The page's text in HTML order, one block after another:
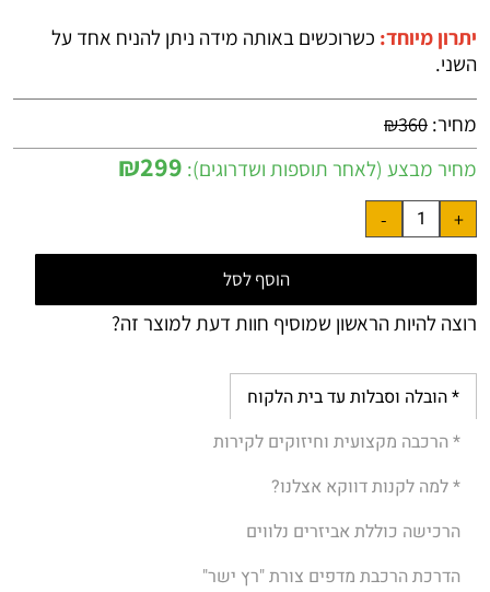
יתרון מיוחד: כשרוכשים באותה מידה ניתן להניח אחד על
השני.
מחיר: ₪360
מחיר מבצע (לאחר תוספות ושדרוגים): ₪299
הוסף לסל
רוצה להיות הראשון שמוסיף חוות דעת למוצר זה?
* הובלה וסבלות עד בית הלקוח
* הרכבה מקצועית וחיזוקים לקירות
* למה לקנות דווקא אצלנו?
הרכישה כוללת אביזרים נלווים
הדרכת הרכבת מדפים צורת "רץ ישר"